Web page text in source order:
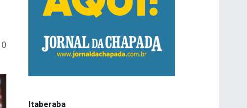
0
Itaberaba